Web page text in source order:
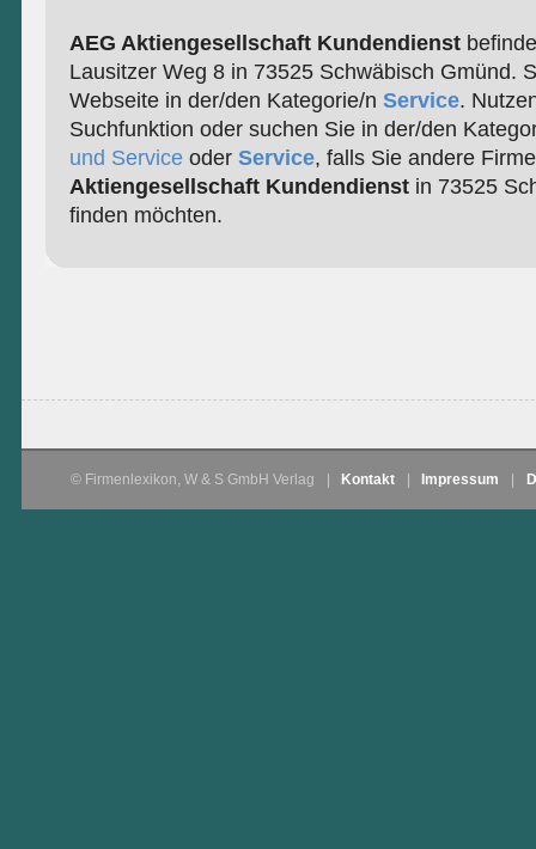
AEG Aktiengesellschaft Kundendienst
Lausitzer Weg 8 in 73525 Schwäbisch Gmünd.
Webseite in der/den Kategorie/n Service.
Suchfunktion oder suchen Sie in der/den
und Serviceoder Service, falls Sie andere
Aktiengesellschaft Kundendienstin 73525
finden möchten.
© Firmenlexikon, W & S GmbH Verlag Kontakt Impressum